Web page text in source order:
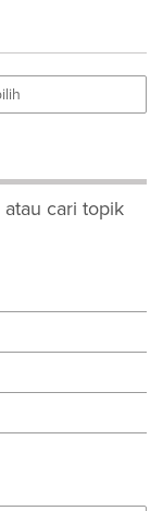
cari topik